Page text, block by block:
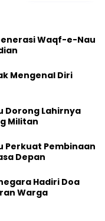
Waqf-e-Nau
Mengenal Diri
Dorong Lahirnya
Militan
Perkuat Pembinaan
Depan
Hadiri Doa
Warga